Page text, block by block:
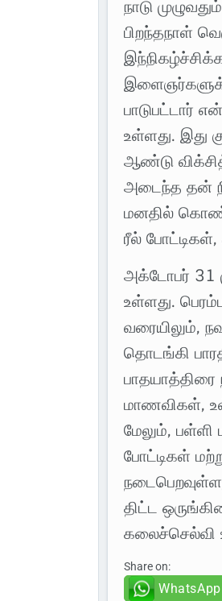
நாடு
பிறந்தநாள்
பாடுபட்டார்
உள்ளது. இது
ஆண்டு
அடைந்த தன்
மனதில்
ரீல்
அக்டோபர் 31
உள்ளது.
வரையிலும்,
தொடங்கி
மாணவிகள்,
மேலும், பள்ளி
போட்டிகள்
திட்ட
கலைச்செல்வி
Share on:
WhatsApp